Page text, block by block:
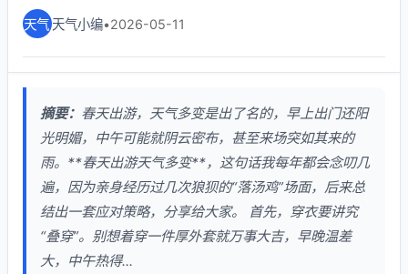
天气小编•2026-05-11
摘要： 春天出游，天气多变是出了名的，早上出门还阳
光明媚，中午可能就阴云密布，甚至来场突如其来的
雨。**春天出游天气多变**，这句话我每年都会念叨几
遍，因为亲身经历过几次狼狈的“落汤鸡”场面，后来总
结出一套应对策略，分享给大家。 首先，穿衣要讲究
“叠穿”。别想着穿一件厚外套就万事大吉，早晚温差
大，中午热得...